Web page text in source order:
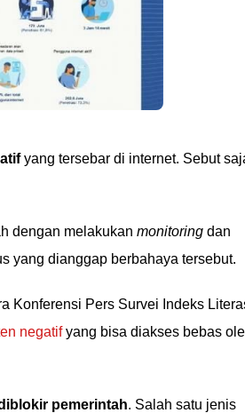
yang tersebar di internet. Sebut
dengan melakukan monitoring dan
yang dianggap berbahaya tersebut.
Konferensi Pers Survei Indeks
negatifyang bisa diakses bebas
pemerintah. Salah satu jenis